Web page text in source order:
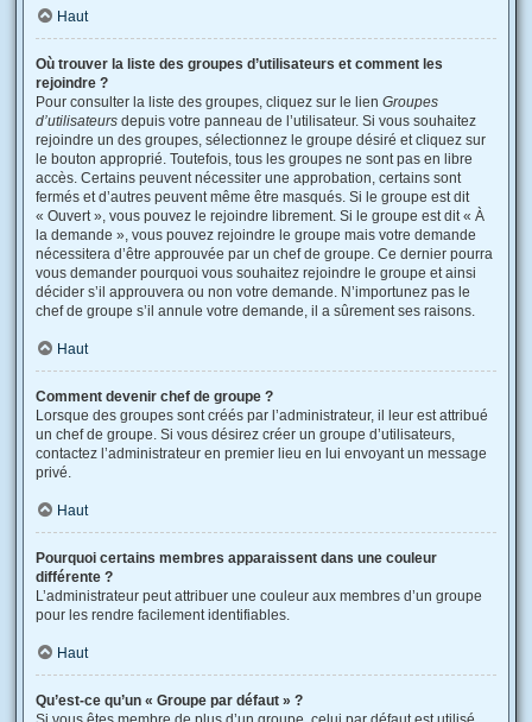
Haut
Où trouver la liste des groupes d’utilisateurs et comment les
rejoindre ?
Pour consulter la liste des groupes, cliquez sur le lien Groupes
d’utilisateurs depuis votre panneau de l’utilisateur. Si vous souhaitez
rejoindre un des groupes, sélectionnez le groupe désiré et cliquez sur
le bouton approprié. Toutefois, tous les groupes ne sont pas en libre
accès. Certains peuvent nécessiter une approbation, certains sont
fermés et d’autres peuvent même être masqués. Si le groupe est dit
« Ouvert », vous pouvez le rejoindre librement. Si le groupe est dit « À
la demande », vous pouvez rejoindre le groupe mais votre demande
nécessitera d’être approuvée par un chef de groupe. Ce dernier pourra
vous demander pourquoi vous souhaitez rejoindre le groupe et ainsi
décider s’il approuvera ou non votre demande. N’importunez pas le
chef de groupe s’il annule votre demande, il a sûrement ses raisons.
Haut
Comment devenir chef de groupe ?
Lorsque des groupes sont créés par l’administrateur, il leur est attribué
un chef de groupe. Si vous désirez créer un groupe d’utilisateurs,
contactez l’administrateur en premier lieu en lui envoyant un message
privé.
Haut
Pourquoi certains membres apparaissent dans une couleur
différente ?
L’administrateur peut attribuer une couleur aux membres d’un groupe
pour les rendre facilement identifiables.
Haut
Qu’est-ce qu’un « Groupe par défaut » ?